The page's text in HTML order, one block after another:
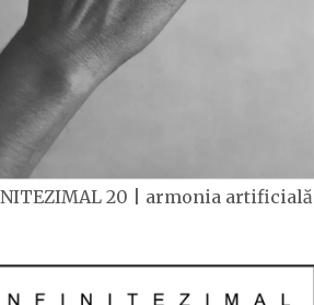
20 | armonia artificială